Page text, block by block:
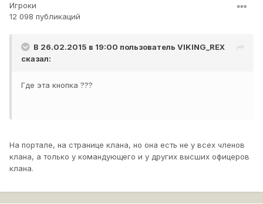
Игроки
12 098 публикаций
В 26.02.2015 в 19:00 пользователь VIKING_REX
сказал:
Где эта кнопка ???
На портале, на странице клана, но она есть не у всех членов
клана, а только у командующего и у других высших офицеров
клана.